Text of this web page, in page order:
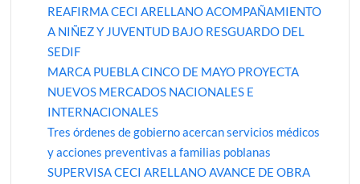
REAFIRMA CECI ARELLANO ACOMPAÑAMIENTO
A NIÑEZ Y JUVENTUD BAJO RESGUARDO DEL
SEDIF
MARCA PUEBLA CINCO DE MAYO PROYECTA
NUEVOS MERCADOS NACIONALES E
INTERNACIONALES
Tres órdenes de gobierno acercan servicios médicos
y acciones preventivas a familias poblanas
SUPERVISA CECI ARELLANO AVANCE DE OBRA